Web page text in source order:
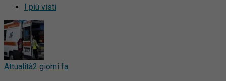
I più visti
Attualità2 giorni fa